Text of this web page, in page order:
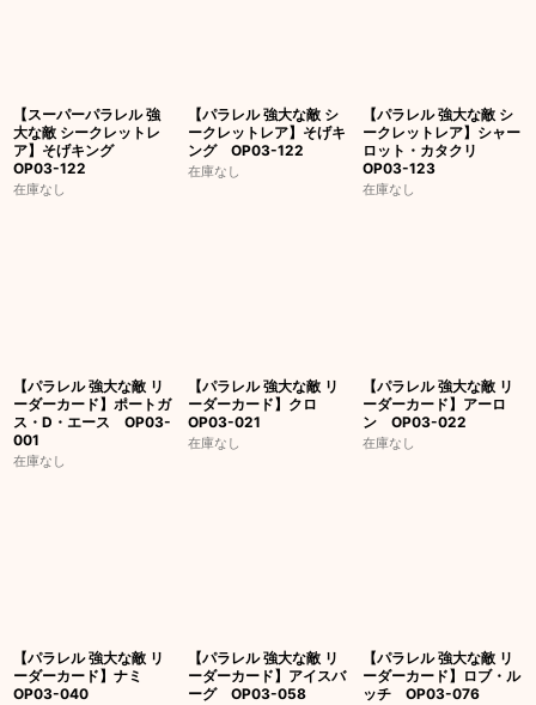
【スーパーパラレル 強
大な敵 シークレットレ
ア】そげキング
OP03-122
在庫なし
【パラレル 強大な敵 シ
ークレットレア】そげキ
ング OP03-122
在庫なし
【パラレル 強大な敵 シ
ークレットレア】シャー
ロット・カタクリ
OP03-123
在庫なし
【パラレル 強大な敵 リ
ーダーカード】ポートガ
ス・D・エース OP03-
001
在庫なし
【パラレル 強大な敵 リ
ーダーカード】クロ
OP03-021
在庫なし
【パラレル 強大な敵 リ
ーダーカード】アーロ
ン OP03-022
在庫なし
【パラレル 強大な敵 リ
ーダーカード】ナミ
OP03-040
【パラレル 強大な敵 リ
ーダーカード】アイスバ
ーグ OP03-058
【パラレル 強大な敵 リ
ーダーカード】ロブ・ル
ッチ OP03-076